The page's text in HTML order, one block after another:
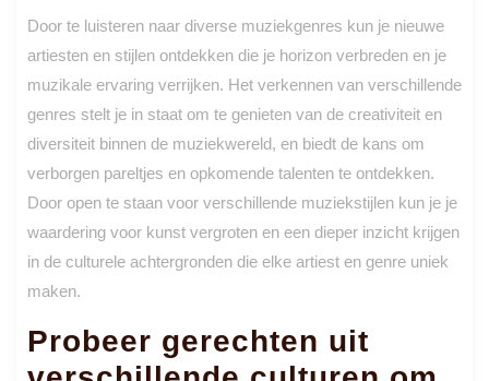
Door te luisteren naar diverse muziekgenres kun je nieuwe
artiesten en stijlen ontdekken die je horizon verbreden en je
muzikale ervaring verrijken. Het verkennen van verschillende
genres stelt je in staat om te genieten van de creativiteit en
diversiteit binnen de muziekwereld, en biedt de kans om
verborgen pareltjes en opkomende talenten te ontdekken.
Door open te staan voor verschillende muziekstijlen kun je je
waardering voor kunst vergroten en een dieper inzicht krijgen
in de culturele achtergronden die elke artiest en genre uniek
maken.
Probeer gerechten uit